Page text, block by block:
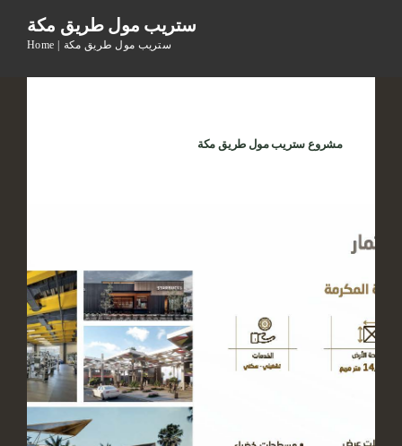
ستريب مول طريق مكة
Home ستريب مول طريق مكة
مشروع ستريب مول طريق مكة